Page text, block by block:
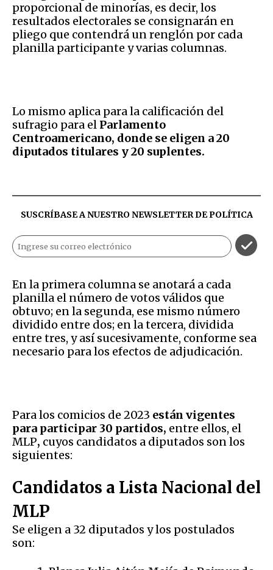
proporcional de minorías, es decir, los
resultados electorales se consignarán en
pliego que contendrá un renglón por cada
planilla participante y varias columnas.
Lo mismo aplica para la calificación del
sufragio para el Parlamento
Centroamericano, donde se eligen a 20
diputados titulares y 20 suplentes.
SUSCRÍBASE A NUESTRO NEWSLETTER DEPOLÍTICA
En la primera columna se anotará a cada
planilla el número de votos válidos que
obtuvo; en la segunda, ese mismo número
dividido entre dos; en la tercera, dividida
entre tres, y así sucesivamente, conforme sea
necesario para los efectos de adjudicación.
Para los comicios de 2023 están vigentes
para participar 30 partidos, entre ellos, el
MLP, cuyos candidatos a diputados son los
siguientes:
Candidatos a Lista Nacional del
MLP
Se eligen a 32 diputados y los postulados
son: